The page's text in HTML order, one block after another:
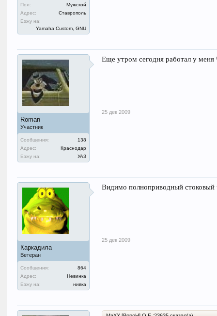
Пол:
Мужской
Адрес:
Ставрополь
Езжу на:
Yamaha Custom, GNU
Roman
Участник
Сообщения:
138
Адрес:
Краснодар
Езжу на:
УАЗ
Еще утром сегодня работал у
25 дек 2009
Каркадила
Ветеран
Сообщения:
864
Адрес:
Невинка
Езжу на:
нивка
Видимо полноприводный стоковый
25 дек 2009